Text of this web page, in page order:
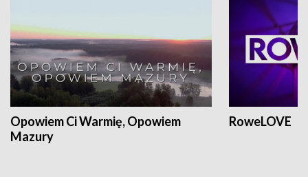
Opowiem Ci Warmię, Opowiem
Mazury
RoweLOVE